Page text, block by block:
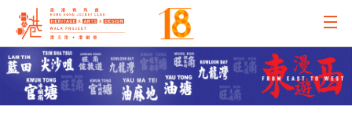
主辦機構
主要贊助